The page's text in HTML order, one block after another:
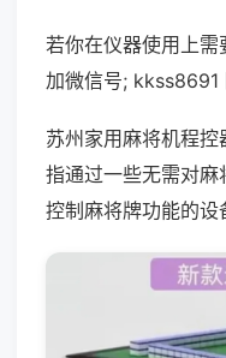
若你在仪器使用上
加微信号; kkss8691
苏州家用麻将机程
指通过一些无需对
控制麻将牌功能的设